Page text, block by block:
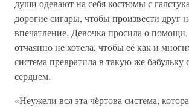
души одевают на себя костюмы с
дорогие сигары, чтобы произвести друг
впечатление. Девочка просила о
отчаянно не хотела, чтобы её как и
система превратила в такую же бабульку
сердцем.
«Неужели вся эта чёртова система,